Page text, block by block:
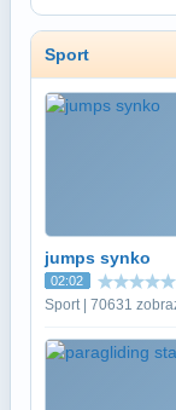
Sport
jumps synko
02:02
Sport | 70631